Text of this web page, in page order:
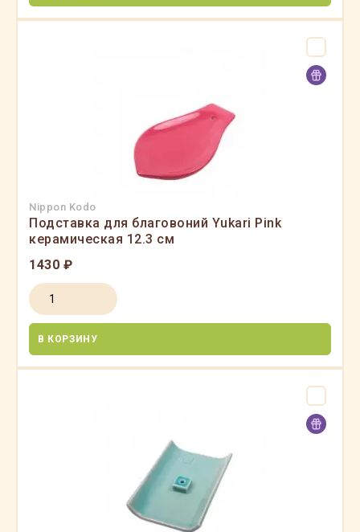
Nippon Kodo
Подставка для благовоний Yukari Pink
керамическая 12.3 см
1430 ₽
В КОРЗИНУ